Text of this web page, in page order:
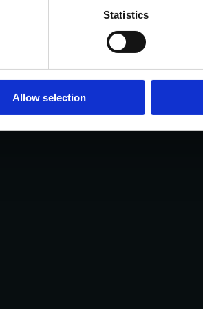
Statistics
Allow selection
P.IVA E C.F. 01920580204
PEC:
AMMINISTRATORE UNICO
PRIVACY POLICY